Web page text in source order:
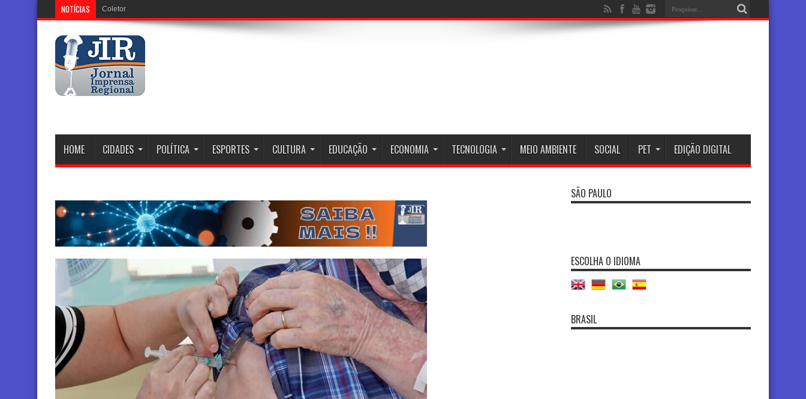
NOTÍCIAS Coletor tronco que está sendo instal
HOME CIDADES POLÍTICA ESPORTES CULTURA EDUCAÇÃO ECONOMIA TECNOLOGIA MEIO AMBIENTE SOCIAL PET EDIÇÃO DIGITAL
SÃO PAULO
ESCOLHA O IDIOMA
BRASIL